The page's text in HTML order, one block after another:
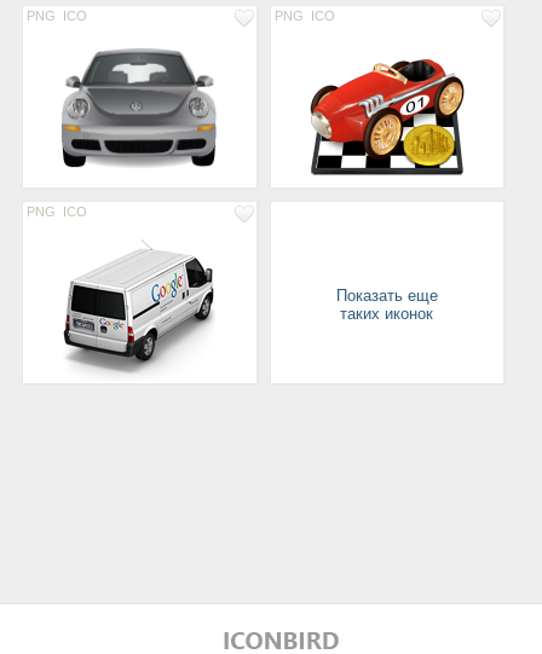
PNG ICO PNG ICO
PNG ICO
Показать еще
таких иконок